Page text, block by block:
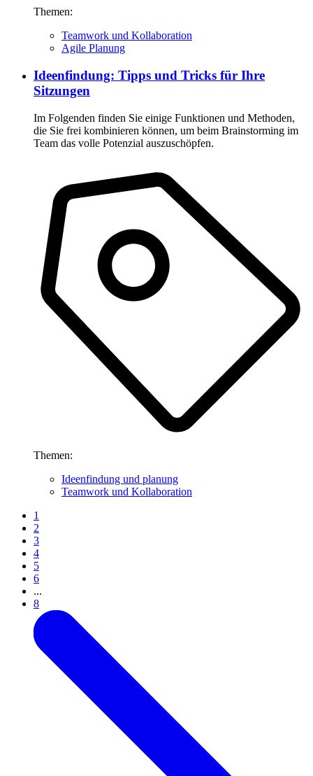
Themen:
Teamwork und Kollaboration
Agile Planung
Ideenfindung: Tipps und Tricks für Ihre
Sitzungen
Im Folgenden finden Sie einige Funktionen und Methoden,
die Sie frei kombinieren können, um beim Brainstorming im
Team das volle Potenzial auszuschöpfen.
Themen:
Ideenfindung und planung
Teamwork und Kollaboration
1
2
3
4
5
6
...
8